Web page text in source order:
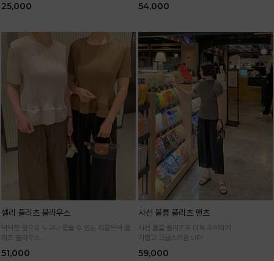
입어요
25,000 54,000
셀리 플리츠 블라우스
넉넉한 핏으로 누구나 입을 수 있는 라운드넥 플
리츠 블라우스
51,000
사선 볼륨 플리츠 팬츠
사선 볼륨 플리츠로 더욱 우아하게
가볍고 고급스러움 UP!
59,000